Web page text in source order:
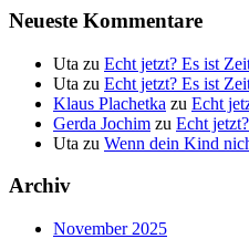
Neueste Kommentare
Uta zu Echt jetzt? Es ist
Uta zu Echt jetzt? Es ist
Klaus Plachetka zu Echt
Gerda Jochim zu Echt
Uta zu Wenn dein Kind
Archiv
November 2025